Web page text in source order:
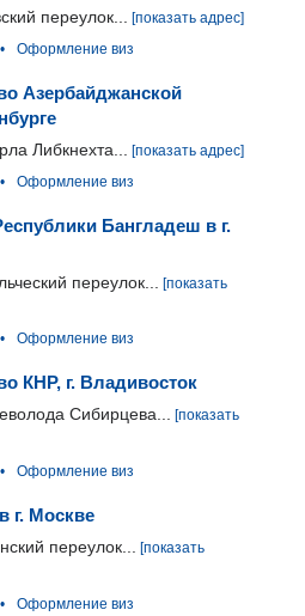
переулок...
[показать адрес]
• Оформление виз
Азербайджанской
Либкнехта...
[показать адрес]
• Оформление виз
Бангладеш в г.
переулок...
[показать
• Оформление виз
КНР, г. Владивосток
Сибирцева... [показать
• Оформление виз
г. Москве
переулок... [показать
• Оформление виз